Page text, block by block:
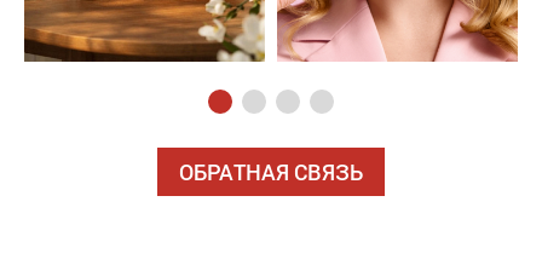
ОБРАТНАЯ СВЯЗЬ